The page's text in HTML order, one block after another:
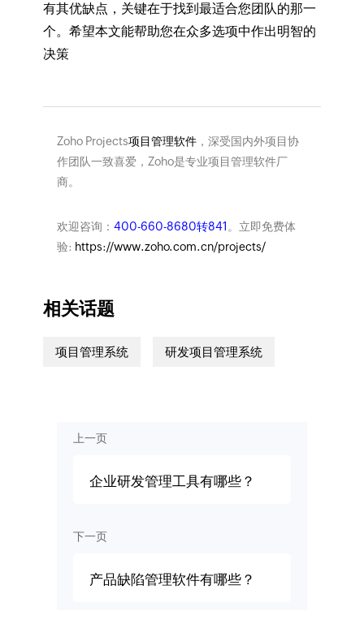
有其优缺点，关键在于找到最适合您团队的那一
个。希望本文能帮助您在众多选项中作出明智的
决策
Zoho Projects项目管理软件，深受国内外项目协
作团队一致喜爱，Zoho是专业项目管理软件厂
商。
欢迎咨询： 400-660-8680转841 。立即免费体
验: https://www.zoho.com.cn/projects/
相关话题
项目管理系统 研发项目管理系统
上一页
企业研发管理工具有哪些？
下一页
产品缺陷管理软件有哪些？